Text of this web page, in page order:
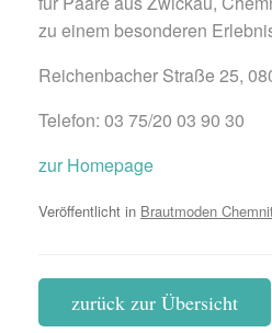
zu einem besonderen
Reichenbacher Straße 25,
Telefon: 03 75/20 03 90 30
zur Homepage
Veröffentlicht in Brautmoden
zurück zur Übersicht